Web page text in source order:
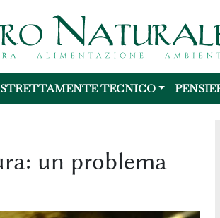
STRETTAMENTE TECNICO
un problema